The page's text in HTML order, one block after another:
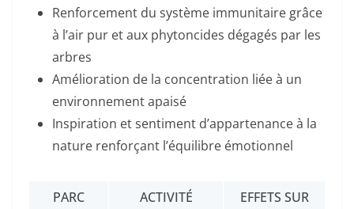
Renforcement du système immunitaire grâce
à l’air pur et aux phytoncides dégagés par les
arbres
Amélioration de la concentration liée à un
environnement apaisé
Inspiration et sentiment d’appartenance à la
nature renforçant l’équilibre émotionnel
PARC
ACTIVITÉ
EFFETS SUR